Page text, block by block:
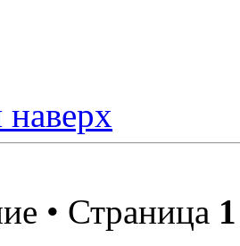
наверх
• Страница 1